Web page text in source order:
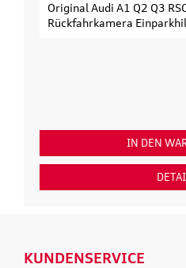
Original Audi A1 Q2 Q3
Rückfahrkamera
IN DEN
KUNDENSERVICE